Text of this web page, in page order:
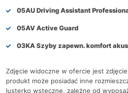
05AU Driving Assistant
05AV Active Guard
03KA Szyby zapewn. komfort
Zdjęcie widoczne w ofercie jest
produkt może posiadać inne
lusterko wsteczne, zależne od